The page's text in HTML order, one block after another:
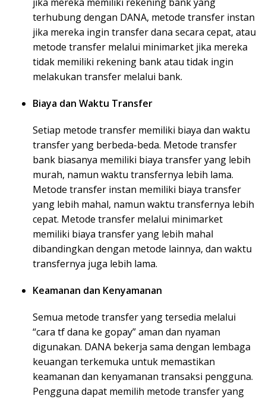
terhubung dengan DANA, metode transfer instan
jika mereka ingin transfer dana secara cepat, atau
metode transfer melalui minimarket jika mereka
tidak memiliki rekening bank atau tidak ingin
melakukan transfer melalui bank.
Biaya dan Waktu Transfer
Setiap metode transfer memiliki biaya dan waktu
transfer yang berbeda-beda. Metode transfer
bank biasanya memiliki biaya transfer yang lebih
murah, namun waktu transfernya lebih lama.
Metode transfer instan memiliki biaya transfer
yang lebih mahal, namun waktu transfernya lebih
cepat. Metode transfer melalui minimarket
memiliki biaya transfer yang lebih mahal
dibandingkan dengan metode lainnya, dan waktu
transfernya juga lebih lama.
Keamanan dan Kenyamanan
Semua metode transfer yang tersedia melalui
“cara tf dana ke gopay” aman dan nyaman
digunakan. DANA bekerja sama dengan lembaga
keuangan terkemuka untuk memastikan
keamanan dan kenyamanan transaksi pengguna.
Pengguna dapat memilih metode transfer yang